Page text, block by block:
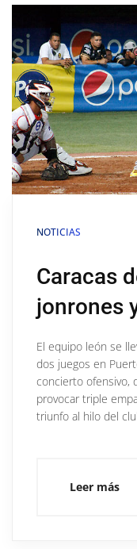
NOTICIAS
Caracas
jonrones
El equipo león se
dos juegos en
concierto ofensivo,
provocar triple
triunfo al hilo del
Leer más